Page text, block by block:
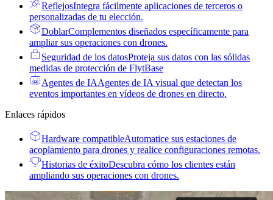
ReflejosIntegra fácilmente aplicaciones de terceros o
personalizadas de tu elección.
DoblarComplementos diseñados específicamente para
ampliar sus operaciones con drones.
Seguridad de los datosProteja sus datos con las sólidas
medidas de protección de FlytBase
Agentes de IAAgentes de IA visual que detectan los
eventos importantes en vídeos de drones en directo.
Enlaces rápidos
Hardware compatibleAutomatice sus estaciones de
acoplamiento para drones y realice configuraciones remotas.
Historias de éxitoDescubra cómo los clientes están
ampliando sus operaciones con drones.